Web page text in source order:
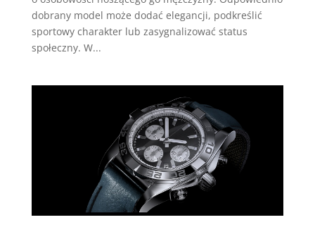
dobrany model może dodać elegancji, podkreślić
sportowy charakter lub zasygnalizować status
społeczny. W...